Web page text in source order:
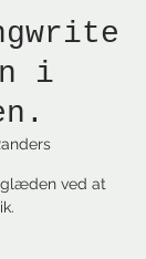
i
ved at